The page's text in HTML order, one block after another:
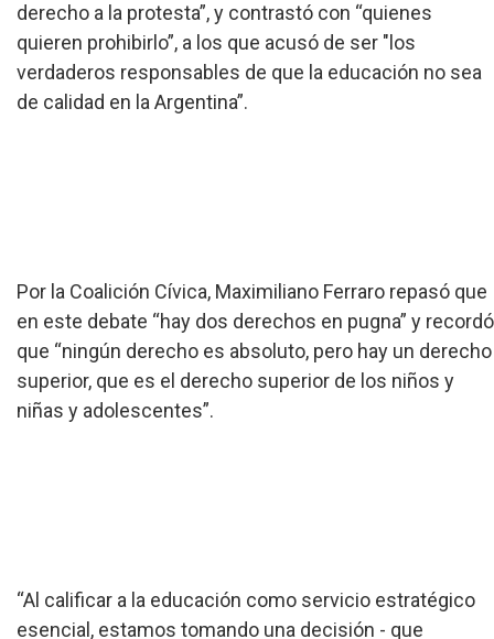
derecho a la protesta”, y contrastó con “quienes
quieren prohibirlo”, a los que acusó de ser "los
verdaderos responsables de que la educación no sea
de calidad en la Argentina”.
Por la Coalición Cívica, Maximiliano Ferraro repasó que
en este debate “hay dos derechos en pugna” y recordó
que “ningún derecho es absoluto, pero hay un derecho
superior, que es el derecho superior de los niños y
niñas y adolescentes”.
“Al calificar a la educación como servicio estratégico
esencial, estamos tomando una decisión - que